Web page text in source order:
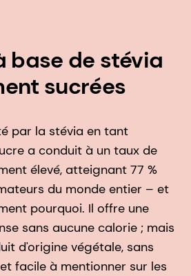
base de stévia
sucrées
par la stévia en tant
a conduit à un taux de
élevé, atteignant 77 %
du monde entier – et
pourquoi. Il offre une
sans aucune calorie ; mais
d'origine végétale, sans
facile à mentionner sur les